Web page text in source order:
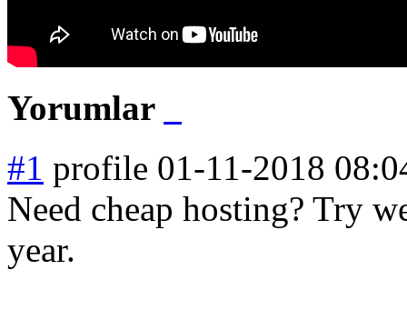
Yorumlar
#1 profile 01-11-2018
Need cheap hosting? Try
year.